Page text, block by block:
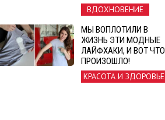
ВДОХНОВЕНИЕ
МЫ ВОПЛОТИЛИ В
ЖИЗНЬ ЭТИ МОДНЫЕ
ЛАЙФХАКИ, И ВОТ ЧТО
ПРОИЗОШЛО!
КРАСОТА И ЗДОРОВЬЕ